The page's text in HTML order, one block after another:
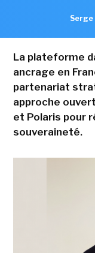
Serge
La plateforme
ancrage en
partenariat
approche
et Polaris pour
souveraineté.